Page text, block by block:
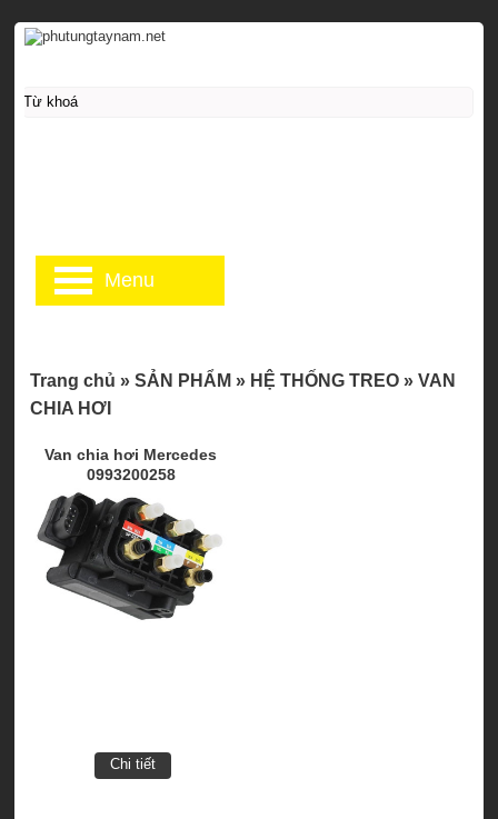
Van chia hơi Mercedes
0993200258
Chi tiết
Trang chủ » SẢN PHẨM » HỆ THỐNG TREO » VAN
CHIA HƠI
Menu